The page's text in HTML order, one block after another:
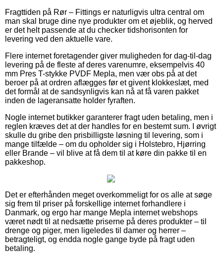
Fragttiden på Rør – Fittings er naturligvis ultra central om
man skal bruge dine nye produkter om et øjeblik, og herved
er det helt passende at du checker tidshorisonten for
levering ved den aktuelle vare.
Flere internet foretagender giver muligheden for dag-til-dag
levering på de fleste af deres varenumre, eksempelvis 40
mm Pres T-stykke PVDF Mepla, men vær obs på at det
beroer på at ordren aflægges før et givent klokkeslæt, med
det formål at de sandsynligvis kan nå at få varen pakket
inden de lageransatte holder fyraften.
Nogle internet butikker garanterer fragt uden betaling, men i
reglen kræves det at der handles for en bestemt sum. I øvrigt
skulle du gribe den prisbilligste løsning til levering, som i
mange tilfælde – om du opholder sig i Holstebro, Hjørring
eller Brande – vil blive at få dem til at køre din pakke til en
pakkeshop.
Det er efterhånden meget overkommeligt for os alle at søge
sig frem til priser på forskellige internet forhandlere i
Danmark, og ergo har mange Mepla internet webshops
været nødt til at nedsætte priserne på deres produkter – til
drenge og piger, men ligeledes til damer og herrer –
betragteligt, og endda nogle gange byde på fragt uden
betaling.